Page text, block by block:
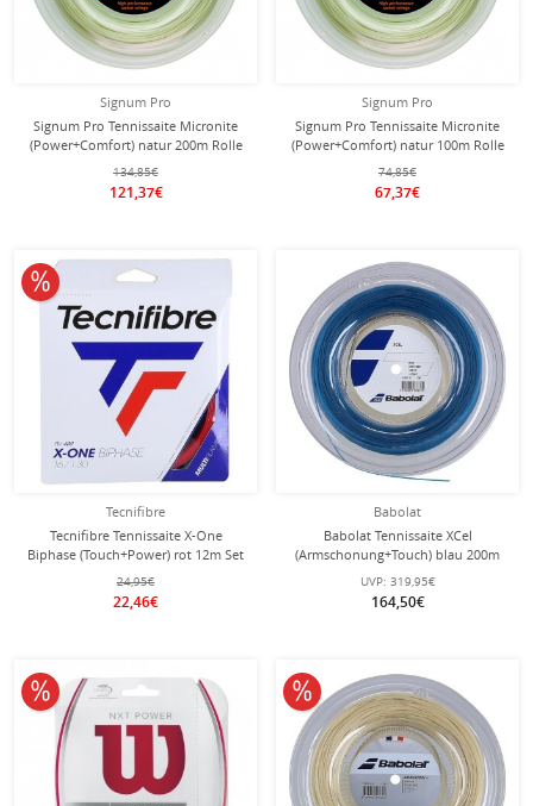
Signum Pro
Signum Pro Tennissaite Micronite
(Power+Comfort) natur 200m Rolle
134,85€
121,37€
Signum Pro
Signum Pro Tennissaite Micronite
(Power+Comfort) natur 100m Rolle
74,85€
67,37€
Tecnifibre
Tecnifibre Tennissaite X-One
Biphase (Touch+Power) rot 12m Set
24,95€
22,46€
10% reduziert
Babolat
Babolat Tennissaite XCel
(Armschonung+Touch) blau 200m
Rolle
UVP: 319,95€
164,50€
10% reduziert 10% reduziert